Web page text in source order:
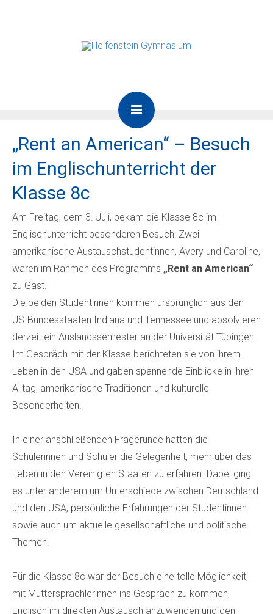
„Rent an American“ – Besuch
im Englischunterricht der
Klasse 8c
Am Freitag, dem 3. Juli, bekam die Klasse 8c im
Englischunterricht besonderen Besuch: Zwei
amerikanische Austauschstudentinnen, Avery und Caroline,
waren im Rahmen des Programms „Rent an American“
zu Gast.
Die beiden Studentinnen kommen ursprünglich aus den
US-Bundesstaaten Indiana und Tennessee und absolvieren
derzeit ein Auslandssemester an der Universität Tübingen.
Im Gespräch mit der Klasse berichteten sie von ihrem
Leben in den USA und gaben spannende Einblicke in ihren
Alltag, amerikanische Traditionen und kulturelle
Besonderheiten.
In einer anschließenden Fragerunde hatten die
Schülerinnen und Schüler die Gelegenheit, mehr über das
Leben in den Vereinigten Staaten zu erfahren. Dabei ging
es unter anderem um Unterschiede zwischen Deutschland
und den USA, persönliche Erfahrungen der Studentinnen
sowie auch um aktuelle gesellschaftliche und politische
Themen.
Für die Klasse 8c war der Besuch eine tolle Möglichkeit,
mit Muttersprachlerinnen ins Gespräch zu kommen,
Englisch im direkten Austausch anzuwenden und den